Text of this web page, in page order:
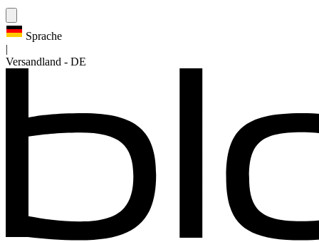
Sprache
Versandland - DE